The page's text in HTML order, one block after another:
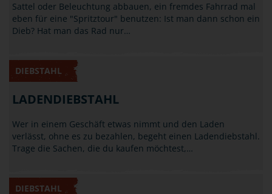
Sattel oder Beleuchtung abbauen, ein fremdes Fahrrad mal
eben für eine "Spritztour" benutzen: Ist man dann schon ein
Dieb? Hat man das Rad nur…
DIEBSTAHL
LADENDIEBSTAHL
Wer in einem Geschäft etwas nimmt und den Laden
verlässt, ohne es zu bezahlen, begeht einen Ladendiebstahl.
Trage die Sachen, die du kaufen möchtest,…
DIEBSTAHL